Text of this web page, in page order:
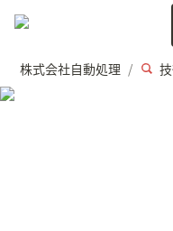
株式会社自動処理 /